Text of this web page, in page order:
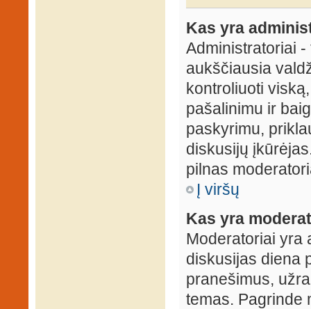
Kas yra
Administratoriai
aukščiausia
kontroliuoti
pašalinimu ir
paskyrimu,
diskusijų
pilnas
Į viršų
Kas yra
Moderatoriai yra
diskusijas diena
pranešimus,
temas. Pagrinde